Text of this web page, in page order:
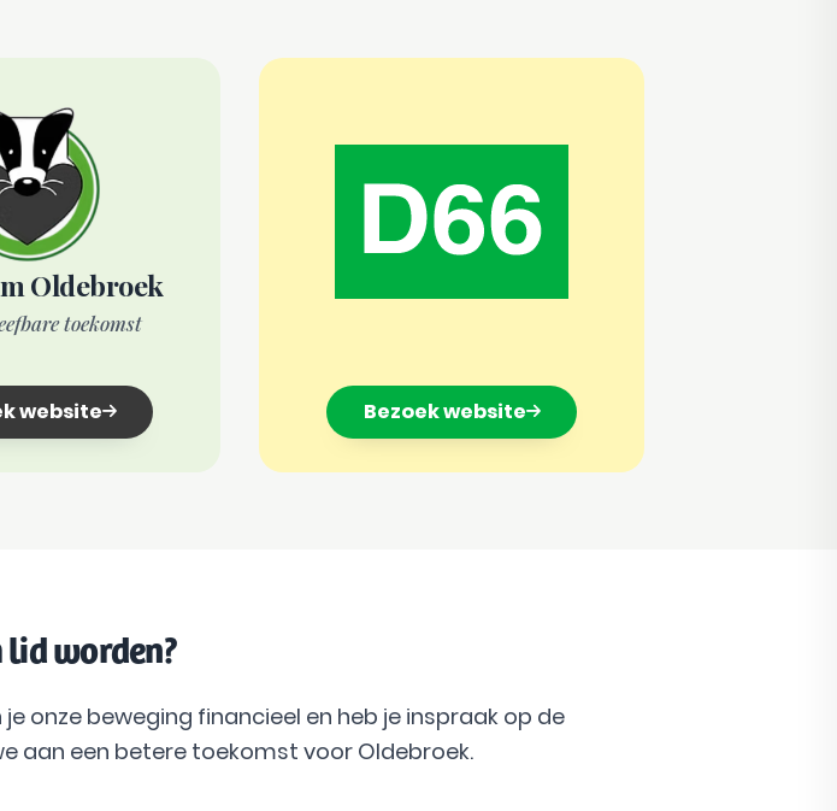
Oldebroek
toekomst
website
D66
Bezoek website
worden?
onze beweging financieel en heb je inspraak op de
aan een betere toekomst voor Oldebroek.